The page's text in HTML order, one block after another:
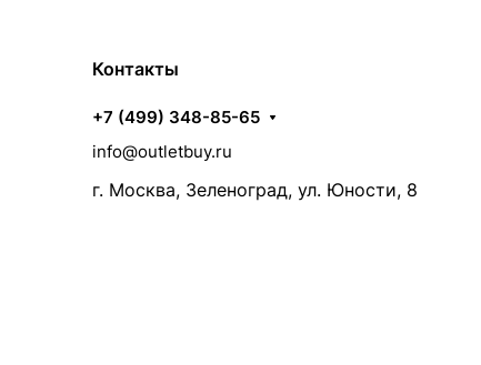
Контакты
+7 (499) 348-85-65
info@outletbuy.ru
г. Москва, Зеленоград, ул. Юности, 8